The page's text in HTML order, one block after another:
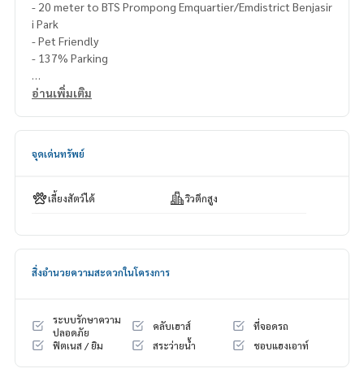
- 20 meter to BTS Prompong Emquartier/Emdistrict Benjasir
i Park
- Pet Friendly
- 137% Parking
Call/Line/Whatsapp/Wechat:
#muniqPrompong #muniqprompongforsell
tier #petfriendlycondoprompong
#2bedcondoforsellprompong
#2bedmuniqprompongforsell
#propertytown
อ่านเพิ่มเติม
จุดเด่นทรัพย์
เลี้ยงสัตว์ได้ วิวตึกสูง
สิ่งอำนวยความสะดวกในโครงการ
ระบบรักษาความ
ปลอดภัย
คลับเฮาส์
ที่จอดรถ
ฟิตเนส / ยิม
สระว่ายน้ำ ชอบแฮงเอาท์